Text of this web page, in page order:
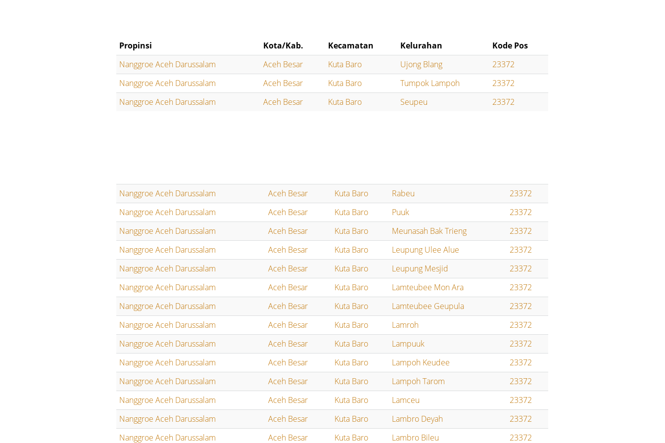
Propinsi Kota/Kab. Kecamatan Kelurahan
Kode Pos
Nanggroe Aceh Darussalam
Aceh Besar Kuta Baro Ujong Blang
23372
Nanggroe Aceh Darussalam
Aceh Besar Kuta Baro Tumpok Lampoh
23372
Nanggroe Aceh Darussalam
Aceh Besar Kuta Baro Seupeu 23372
Nanggroe Aceh Darussalam Aceh Besar Kuta Baro Rabeu
23372
Nanggroe Aceh Darussalam
Aceh Besar Kuta Baro Puuk
23372
Nanggroe Aceh Darussalam
Aceh Besar Kuta Baro Meunasah Bak Trieng
23372
Nanggroe Aceh Darussalam
Aceh Besar Kuta Baro Leupung Ulee Alue
23372
Nanggroe Aceh Darussalam
Aceh Besar Kuta Baro Leupung Mesjid
23372
Nanggroe Aceh Darussalam
Aceh Besar Kuta Baro Lamteubee Mon Ara
23372
Nanggroe Aceh Darussalam
Aceh Besar Kuta Baro Lamteubee Geupula
23372
Nanggroe Aceh Darussalam
Aceh Besar Kuta Baro Lamroh
23372
Nanggroe Aceh Darussalam
Aceh Besar Kuta Baro Lampuuk
23372
Nanggroe Aceh Darussalam
Aceh Besar Kuta Baro Lampoh Keudee
23372
Nanggroe Aceh Darussalam
Aceh Besar Kuta Baro Lampoh Tarom
23372
Nanggroe Aceh Darussalam
Aceh Besar Kuta Baro Lamceu
23372
Nanggroe Aceh Darussalam
Aceh Besar Kuta Baro Lambro Deyah
23372
Nanggroe Aceh Darussalam
Aceh Besar Kuta Baro Lambro Bileu 23372